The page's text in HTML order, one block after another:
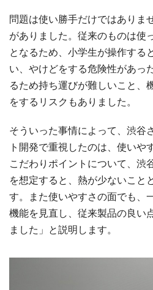
問題は使い勝手だけではありま
がありました。従来のものは使
となるため、小学生が操作する
い、やけどをする危険性があっ
るため持ち運びが難しいこと、
をするリスクもありました。
そういった事情によって、渋谷
ト開発で重視したのは、使いや
こだわりポイントについて、渋
を想定すると、熱が少ないこと
す。また使いやすさの面でも、
機能を見直し、従来製品の良い
ました」と説明します。